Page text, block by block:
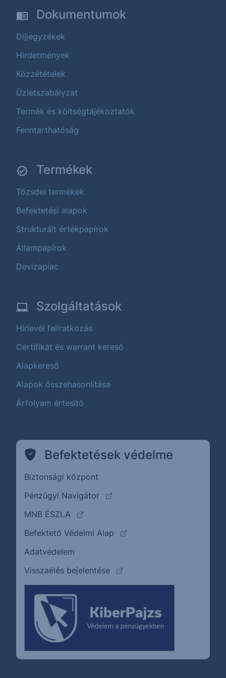
Dokumentumok
Díjjegyzékek
Hirdetmények
Közzétételek
Üzletszabályzat
Termék és költségtájékoztatók
Fenntarthatóság
Termékek
Tőzsdei termékek
Befektetési alapok
Strukturált értékpapírok
Állampapírok
Devizapiac
Szolgáltatások
Hírlevél feliratkozás
Certifikát és warrant kereső
Alapkereső
Alapok összehasonlítása
Árfolyam értesítő
Befektetések védelme
Biztonsági központ
Pénzügyi Navigátor
(külső oldalra ugrik)
MNB ÉSZLA
(külső oldalra ugrik)
Befektető Védelmi Alap
(külső oldalra ugrik)
Adatvédelem
Visszaélés bejelentése
(külső oldalra ugrik)